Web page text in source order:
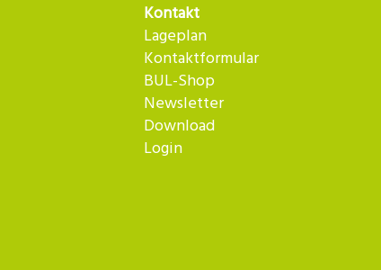
Kontakt
Lageplan
Kontaktformular
BUL-Shop
Newsletter
Download
Login